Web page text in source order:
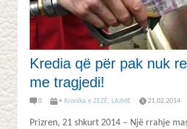
Kredia që për pak nuk
me tragjedi!
0 • Kronika e ZEZË, LAJME 21.02.2014
Prizren, 21 shkurt 2014 – Një rrahje